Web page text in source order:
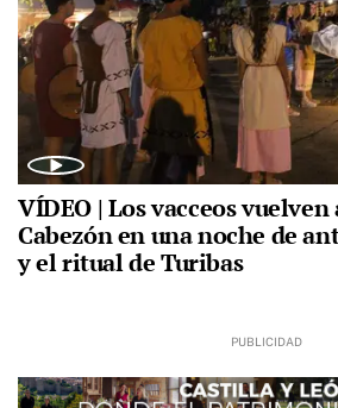
VÍDEO | Los vacceos
Cabezón en una noche de
y el ritual de Turibas